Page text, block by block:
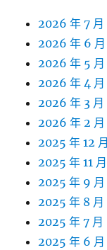
2026 年 7 月
2026 年 6 月
2026 年 5 月
2026 年 4 月
2026 年 3 月
2026 年 2 月
2025 年 12 月
2025 年 11 月
2025 年 9 月
2025 年 8 月
2025 年 7 月
2025 年 6 月